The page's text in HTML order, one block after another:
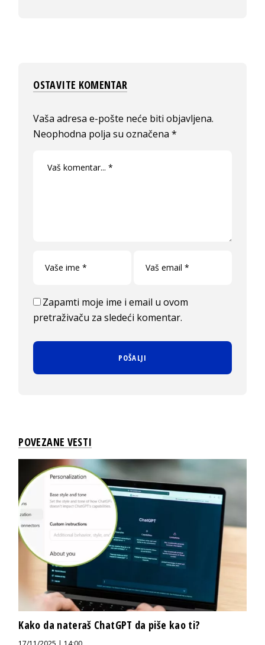
OSTAVITE KOMENTAR
Vaša adresa e-pošte neće biti objavljena.
Neophodna polja su označena*
Zapamti moje ime i email u ovom
pretraživaču za sledeći komentar.
POVEZANE VESTI
Kako da nateraš ChatGPT da piše kao ti?